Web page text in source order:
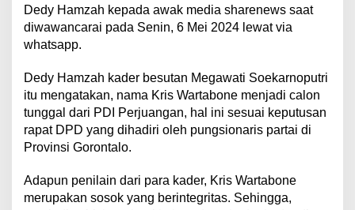
Dedy Hamzah kepada awak media sharenews saat
diwawancarai pada Senin, 6 Mei 2024 lewat via
whatsapp.
Dedy Hamzah kader besutan Megawati Soekarnoputri
itu mengatakan, nama Kris Wartabone menjadi calon
tunggal dari PDI Perjuangan, hal ini sesuai keputusan
rapat DPD yang dihadiri oleh pungsionaris partai di
Provinsi Gorontalo.
Adapun penilain dari para kader, Kris Wartabone
merupakan sosok yang berintegritas. Sehingga,